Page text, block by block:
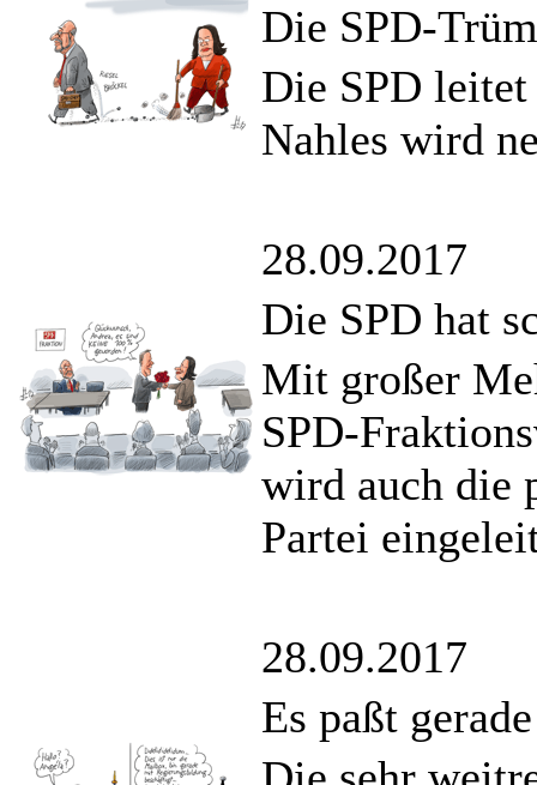
Die SPD-
Die SPD
Nahles wird
28.09.2017
Die SPD hat
Mit großer
SPD-
wird auch die
Partei
28.09.2017
Es paßt